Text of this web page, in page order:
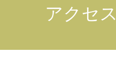
アクセス